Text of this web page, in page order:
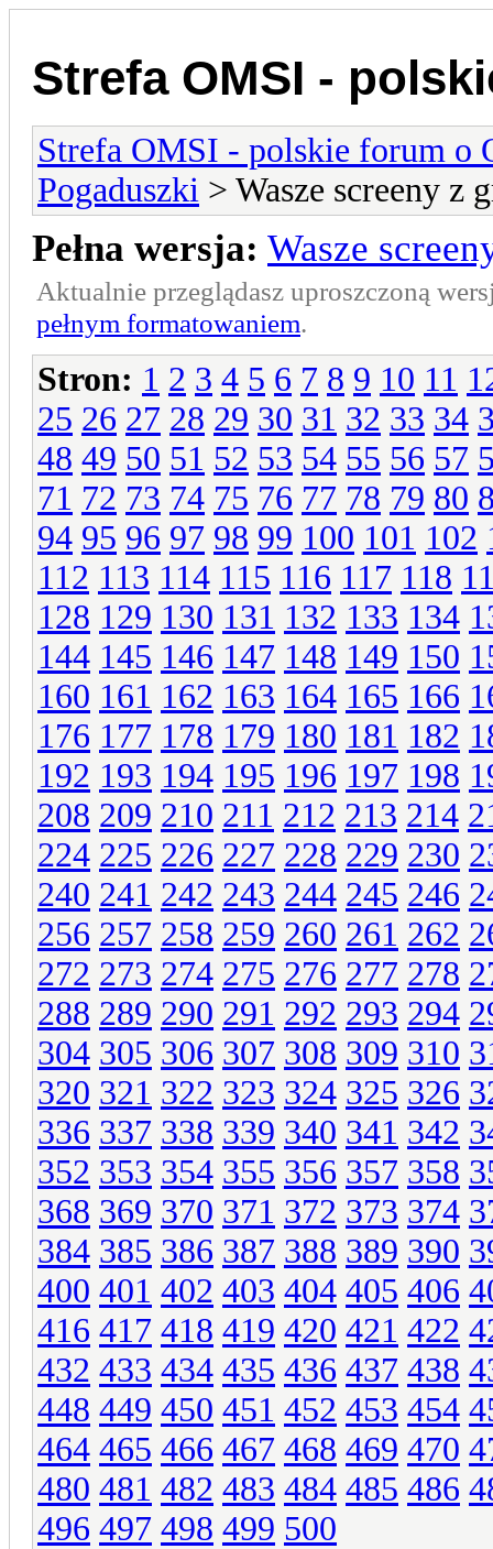
Strefa OMSI -
Strefa OMSI - polskie forum o
Pogaduszki > Wasze screeny z
Pełna wersja: Wasze
Aktualnie przeglądasz uproszczoną
pełnym formatowaniem.
Stron: 1 2 3 4 5 6 7 8 9 10 11
25 26 27 28 29 30 31 32 33 34
48 49 50 51 52 53 54 55 56 57
71 72 73 74 75 76 77 78 79 80
94 95 96 97 98 99 100 101 102
112 113 114 115 116 117 118
128 129 130 131 132 133 134
144 145 146 147 148 149 150
160 161 162 163 164 165 166
176 177 178 179 180 181 182
192 193 194 195 196 197 198
208 209 210 211 212 213 214
224 225 226 227 228 229 230
240 241 242 243 244 245 246
256 257 258 259 260 261 262
272 273 274 275 276 277 278
288 289 290 291 292 293 294
304 305 306 307 308 309 310
320 321 322 323 324 325 326
336 337 338 339 340 341 342
352 353 354 355 356 357 358
368 369 370 371 372 373 374
384 385 386 387 388 389 390
400 401 402 403 404 405 406
416 417 418 419 420 421 422
432 433 434 435 436 437 438
448 449 450 451 452 453 454
464 465 466 467 468 469 470
480 481 482 483 484 485 486
496 497 498 499 500